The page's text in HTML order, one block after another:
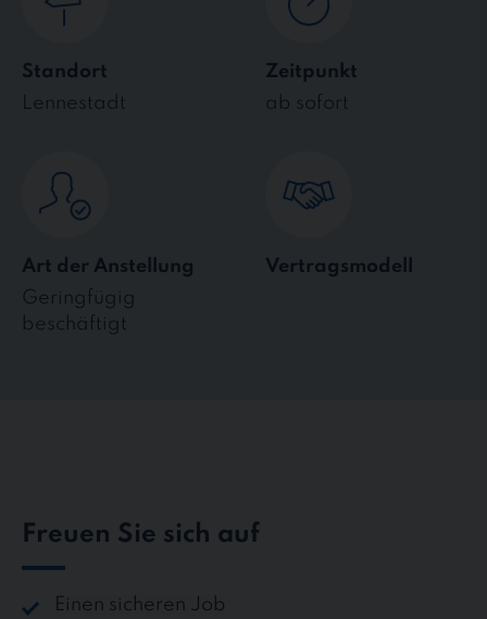
Standort
Lennestadt
Zeitpunkt
ab sofort
Art der Anstellung
Geringfügig
beschäftigt
Vertragsmodell
Freuen Sie sich auf
Einen sicheren Job